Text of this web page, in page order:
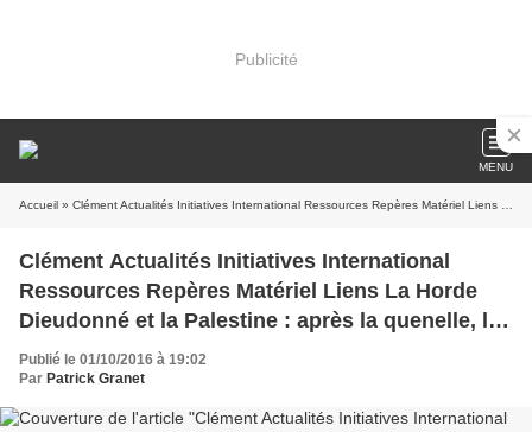
Publicité
MENU
Accueil » Clément Actualités Initiatives International Ressources Repères Matériel Liens La Horde Dieudonné et la Palestine : après la quenelle, la carotte
Clément Actualités Initiatives International
Ressources Repères Matériel Liens La Horde
Dieudonné et la Palestine : après la quenelle, la
carotte
Publié le 01/10/2016 à 19:02
Par Patrick Granet